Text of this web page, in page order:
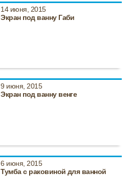
14 июня, 2015
Экран под ванну Габи
9 июня, 2015
Экран под ванну венге
6 июня, 2015
Тумба с раковиной для ванной